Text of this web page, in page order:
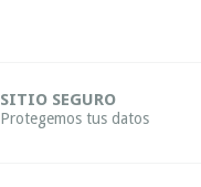
SITIO SEGURO
Protegemos tus datos